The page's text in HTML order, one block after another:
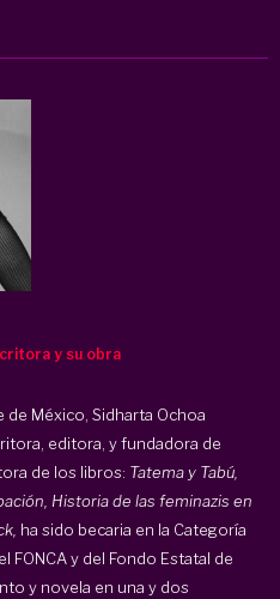
y su obra
México, Sidharta Ochoa
editora, y fundadora de
de los libros: Tatema y Tabú,
Historia de las feminazis en
ha sido becaria en la Categoría
FONCA y del Fondo Estatal de
y novela en una y dos